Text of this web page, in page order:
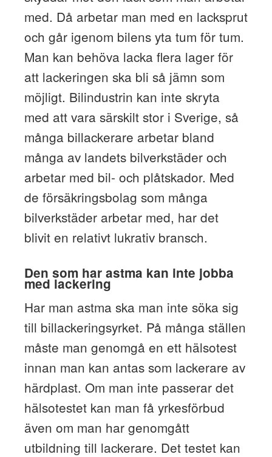
med. Då arbetar man med en lacksprut
och går igenom bilens yta tum för tum.
Man kan behöva lacka flera lager för
att lackeringen ska bli så jämn som
möjligt. Bilindustrin kan inte skryta
med att vara särskilt stor i Sverige, så
många billackerare arbetar bland
många av landets bilverkstäder och
arbetar med bil- och plåtskador. Med
de försäkringsbolag som många
bilverkstäder arbetar med, har det
blivit en relativt lukrativ bransch.
Den som har astma kan inte jobba
med lackering
Har man astma ska man inte söka sig
till billackeringsyrket. På många ställen
måste man genomgå en ett hälsotest
innan man kan antas som lackerare av
härdplast. Om man inte passerar det
hälsotestet kan man få yrkesförbud
även om man har genomgått
utbildning till lackerare. Det testet kan